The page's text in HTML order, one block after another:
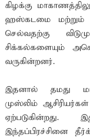
கிழக்கு
ஹஸ்கடமை மற்றும்
செல்வதற்கு
சிக்கல்களையும்
வருகின்றனர்.
இதனால் தமது
முஸ்லிம்
இந்தப்பிரச்சினை